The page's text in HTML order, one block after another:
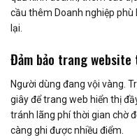
cầu thêm Doanh nghiệp
lại.
Đảm bảo trang
Người dùng đang vội vàng.
giây để trang web hiển thị
tránh lãng phí thời gian chờ
càng ghi được nhiều điểm.